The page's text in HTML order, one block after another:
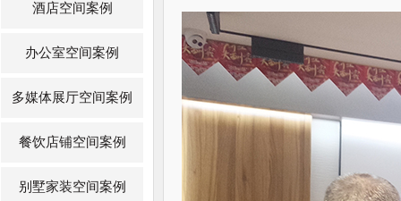
酒店空间案例
办公室空间案例
多媒体展厅空间案例
餐饮店铺空间案例
别墅家装空间案例